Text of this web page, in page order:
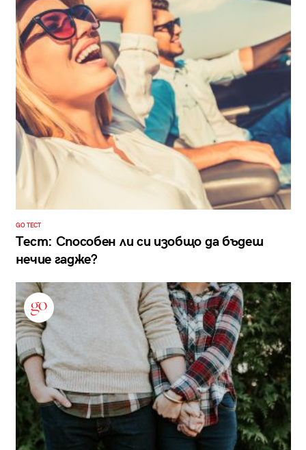
GO ТЕСТ
Тест: Способен ли си изобщо да бъдеш
нечие гадже?